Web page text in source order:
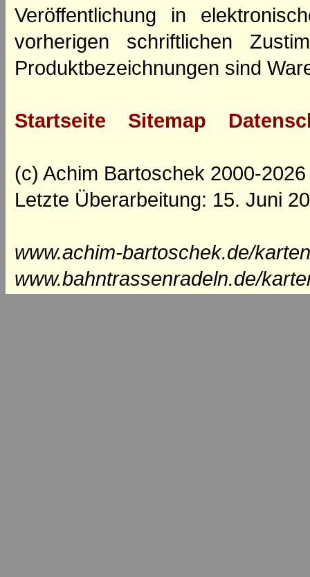
Veröffentlichung in
vorherigen schriftlichen
Produktbezeichnungen sind
Startseite Sitemap
(c) Achim Bartoschek 2000-2026
Letzte Überarbeitung: 15. Juni
www.achim-bartoschek.de/
www.bahntrassenradeln.de/